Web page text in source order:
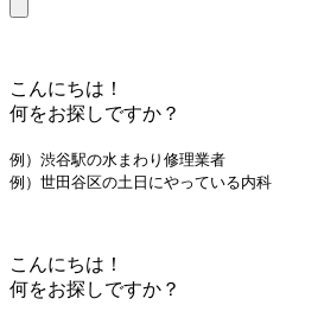
こんにちは！
何をお探しですか？
例）渋谷駅の水まわり修理業者
例）世田谷区の土日にやっている内科
こんにちは！
何をお探しですか？